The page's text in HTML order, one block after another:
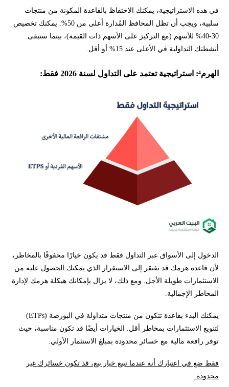
في هذه الاستراتيجية، يمكنك الاحتفاظ بالقاعدة المكونة من منتجات
سلبية، ويجب أن تظل المحافظ المُدارة أعلى من 50%. يمكنك تخصيص
30-40% للأسهم (مع التركيز على الأسهم ذات القيمة)، بينما ستبقى
أنشطتك التداولية في الأعلى عند 15% أو أقل.
الهرم⁴: استراتيجية تعتمد على التداول لسنة 2026 فقط:
الدخول إلى الأسواق عبر التداول فقط قد يكون خيارًا محفوفًا بالمخاطر،
لأن قاعدة هرمك قد تفتقر إلى الاستقرار الذي يمكنك الحصول عليه من
الاستثمارات طويلة الأجل. ومع ذلك، لا يزال بإمكانك هيكلة هرمك لإدارة
المخاطر الإجمالية.
يمكنك البدء بقاعدة تتكون من منتجات متداولة في البورصة (ETPs)
لتنويع الاستثمارات بمخاطر أقل. الخيارات أيضًا قد تكون مناسبة، حيث
توفر رافعة مالية مع خسائر محدودة بمبلغ الاستثمار الأولي.
فقط ضع في اعتبارك أنه عندما تبيع خيار بيع، قد تكون خسائرك غير
محدودة.